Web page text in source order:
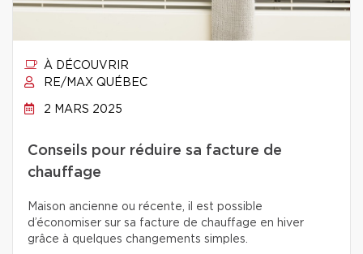
À DÉCOUVRIR
RE/MAX QUÉBEC
2 MARS 2025
Conseils pour réduire sa facture de
chauffage
Maison ancienne ou récente, il est possible
d’économiser sur sa facture de chauffage en hiver
grâce à quelques changements simples.